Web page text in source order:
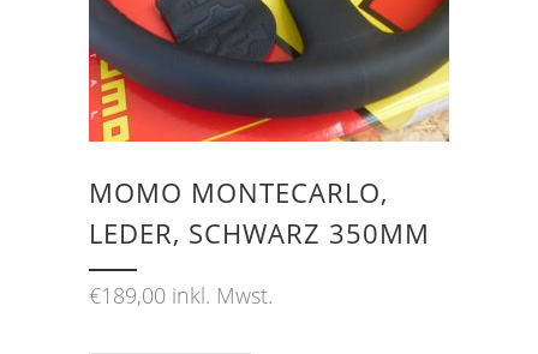
MOMO MONTECARLO,
LEDER, SCHWARZ 350MM
€189,00 inkl. Mwst.